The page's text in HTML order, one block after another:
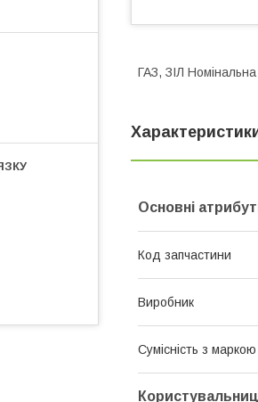
ГАЗ, ЗІЛ
Основні
Код запчастини
Виробник
Сумісність з маркою